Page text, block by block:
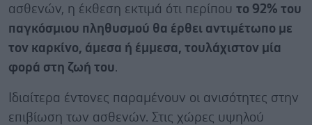
ασθενών, η έκθεση εκτιμά ότι περίπου το 92% του
παγκόσμιου πληθυσμού θα έρθει αντιμέτωπο με
τον καρκίνο, άμεσα ή έμμεσα, τουλάχιστον μία
φορά στη ζωή του.
Ιδιαίτερα έντονες παραμένουν οι ανισότητες στην
επιβίωση των ασθενών. Στις χώρες υψηλού